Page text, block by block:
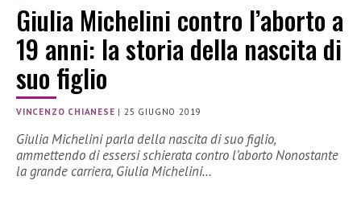
Giulia Michelini contro l’aborto a
19 anni: la storia della nascita di
suo figlio
VINCENZO CHIANESE |25 GIUGNO 2019
Giulia Michelini parla della nascita di suo figlio,
ammettendo di essersi schierata contro l’aborto Nonostante
la grande carriera, Giulia Michelini…